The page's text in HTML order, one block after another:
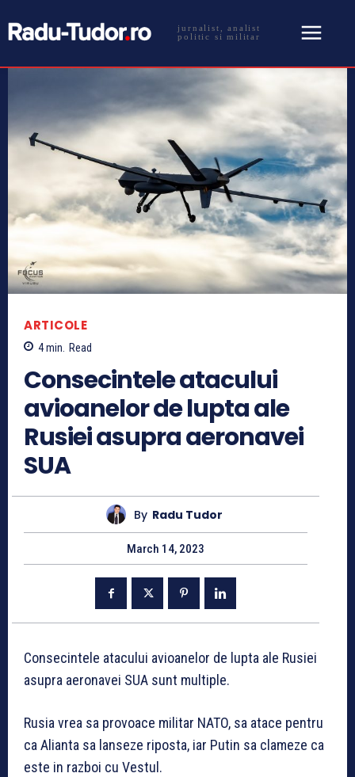
jurnalist, analist
politic si militar
ARTICOLE
4min. Read
Consecintele atacului
avioanelor de lupta ale
Rusiei asupra aeronavei
SUA
By Radu Tudor
March 14, 2023
Consecintele atacului avioanelor de lupta ale Rusiei
asupra aeronavei SUA sunt multiple.
Rusia vrea sa provoace militar NATO, sa atace pentru
ca Alianta sa lanseze riposta, iar Putin sa clameze ca
este in razboi cu Vestul.